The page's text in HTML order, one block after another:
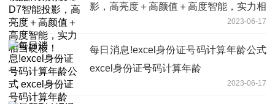
影，高亮度＋高颜值＋高度智能，实力相
2023-06-17
每日消息!excel身份证号码计算年龄公式
excel身份证号码计算年龄
2023-06-17